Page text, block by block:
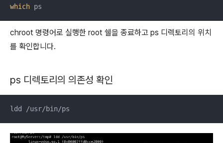
which ps
chroot 명령어로 실행한 root 쉘을 종료하고 ps 디렉토리의 위치
를 확인합니다.
ps 디렉토리의 의존성 확인
ldd /usr/bin/ps